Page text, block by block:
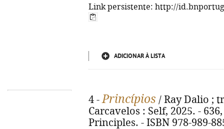
Link persistente: http://
ADICIONAR À LISTA
4 -Princípios / Ray Dalio ;
Carcavelos : Self, 2025. -
Principles. - ISBN 978-989-